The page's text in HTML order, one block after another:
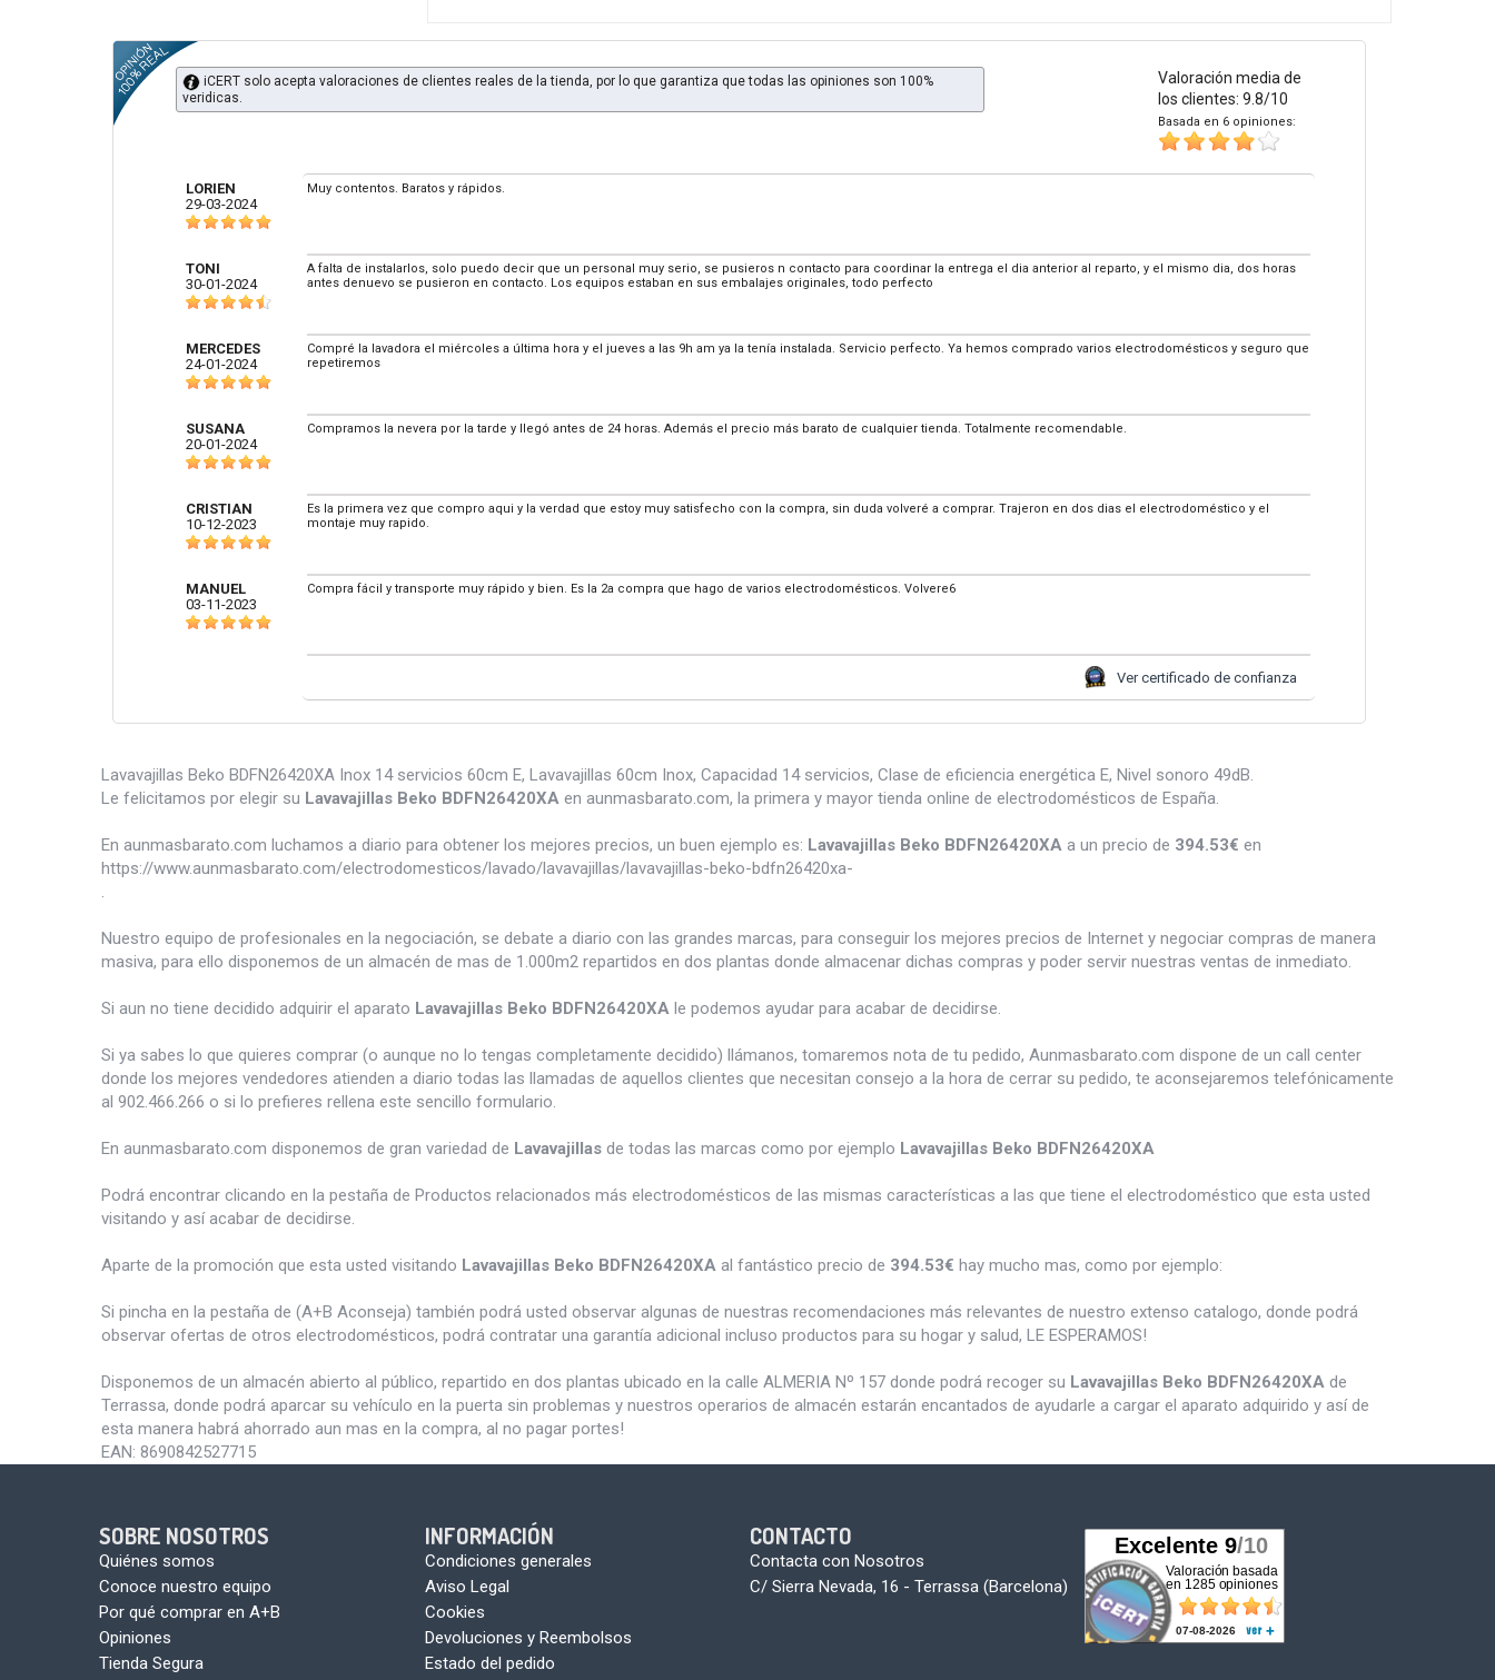
Valoración media de
los clientes: 9.8/10
Basada en 6 opiniones:
iCERT solo acepta valoraciones de clientes reales de la tienda, por lo que garantiza que todas las opiniones son 100%
veridicas.
LORIEN
29-03-2024
Muy contentos. Baratos y rápidos.
TONI
30-01-2024
A falta de instalarlos, solo puedo decir que un personal muy serio, se pusieros n contacto para coordinar la entrega el dia anterior al reparto, y el mismo dia, dos horas
antes denuevo se pusieron en contacto. Los equipos estaban en sus embalajes originales, todo perfecto
MERCEDES
24-01-2024
Compré la lavadora el miércoles a última hora y el jueves a las 9h am ya la tenía instalada. Servicio perfecto. Ya hemos comprado varios electrodomésticos y seguro que
repetiremos
SUSANA
20-01-2024
Compramos la nevera por la tarde y llegó antes de 24 horas. Además el precio más barato de cualquier tienda. Totalmente recomendable.
CRISTIAN
10-12-2023
Es la primera vez que compro aqui y la verdad que estoy muy satisfecho con la compra, sin duda volveré a comprar. Trajeron en dos dias el electrodoméstico y el
montaje muy rapido.
MANUEL
03-11-2023
Compra fácil y transporte muy rápido y bien. Es la 2a compra que hago de varios electrodomésticos. Volvere6
Ver certificado de confianza
Lavavajillas Beko BDFN26420XA Inox 14 servicios 60cm E, Lavavajillas 60cm Inox, Capacidad 14 servicios, Clase de eficiencia energética E, Nivel sonoro 49dB.
Le felicitamos por elegir su Lavavajillas Beko BDFN26420XA en aunmasbarato.com, la primera y mayor tienda online de electrodomésticos de España.
En aunmasbarato.com luchamos a diario para obtener los mejores precios, un buen ejemplo es: Lavavajillas Beko BDFN26420XA a un precio de 394.53€ en
https://www.aunmasbarato.com/electrodomesticos/lavado/lavavajillas/lavavajillas-beko-bdfn26420xa-
.
Nuestro equipo de profesionales en la negociación, se debate a diario con las grandes marcas, para conseguir los mejores precios de Internet y negociar compras de manera
masiva, para ello disponemos de un almacén de mas de 1.000m2 repartidos en dos plantas donde almacenar dichas compras y poder servir nuestras ventas de inmediato.
Si aun no tiene decidido adquirir el aparato Lavavajillas Beko BDFN26420XA le podemos ayudar para acabar de decidirse.
Si ya sabes lo que quieres comprar (o aunque no lo tengas completamente decidido) llámanos, tomaremos nota de tu pedido, Aunmasbarato.com dispone de un call center
donde los mejores vendedores atienden a diario todas las llamadas de aquellos clientes que necesitan consejo a la hora de cerrar su pedido, te aconsejaremos telefónicamente
al 902.466.266 o si lo prefieres rellena este sencillo formulario.
En aunmasbarato.com disponemos de gran variedad de Lavavajillas de todas las marcas como por ejemplo Lavavajillas Beko BDFN26420XA
Podrá encontrar clicando en la pestaña de Productos relacionados más electrodomésticos de las mismas características a las que tiene el electrodoméstico que esta usted
visitando y así acabar de decidirse.
Aparte de la promoción que esta usted visitando Lavavajillas Beko BDFN26420XA al fantástico precio de 394.53€ hay mucho mas, como por ejemplo:
Si pincha en la pestaña de (A+B Aconseja) también podrá usted observar algunas de nuestras recomendaciones más relevantes de nuestro extenso catalogo, donde podrá
observar ofertas de otros electrodomésticos, podrá contratar una garantía adicional incluso productos para su hogar y salud, LE ESPERAMOS!
Disponemos de un almacén abierto al público, repartido en dos plantas ubicado en la calle ALMERIA Nº 157 donde podrá recoger su Lavavajillas Beko BDFN26420XA de
Terrassa, donde podrá aparcar su vehículo en la puerta sin problemas y nuestros operarios de almacén estarán encantados de ayudarle a cargar el aparato adquirido y así de
esta manera habrá ahorrado aun mas en la compra, al no pagar portes!
EAN: 8690842527715
SOBRE NOSOTROS
Quiénes somos
Conoce nuestro equipo
Por qué comprar en A+B
Opiniones
Tienda Segura
INFORMACIÓN
Condiciones generales
Aviso Legal
Cookies
Devoluciones y Reembolsos
Estado del pedido
CONTACTO
Contacta con Nosotros
C/ Sierra Nevada, 16 - Terrassa (Barcelona)